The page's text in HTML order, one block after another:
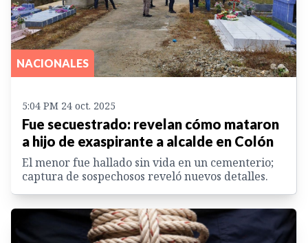
NACIONALES
5:04 PM 24 oct. 2025
Fue secuestrado: revelan cómo mataron
a hijo de exaspirante a alcalde en Colón
El menor fue hallado sin vida en un cementerio;
captura de sospechosos reveló nuevos detalles.